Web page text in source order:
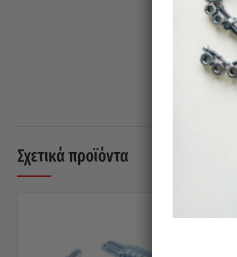
Σχετικά προϊόντα